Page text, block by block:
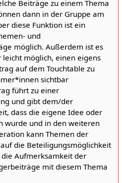
Beiträge zu einem Thema
dann in der Gruppe am
diese Funktion ist ein
und
möglich. Außerdem ist es
möglich, einen eigens
auf dem Touchtable zu
sichtbar
führt zu einer
und gibt dem/der
dass die eigene Idee oder
wurde und in den weiteren
kann Themen der
die Beteiligungsmöglichkeit
Aufmerksamkeit der
mit diesem Thema